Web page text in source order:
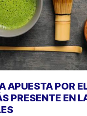
APUESTA POR
PRESENTE EN